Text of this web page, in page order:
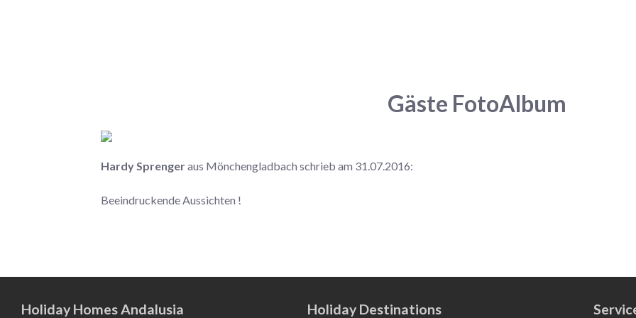
Gäste FotoAlbum
Hardy Sprengeraus Mönchengladbach schrieb am 31.07.2016:
Beeindruckende Aussichten !
Holiday Homes Andalusia Holiday Destinations